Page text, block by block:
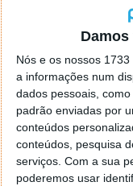
Nós e os nossos 1733
a informações num
dados pessoais,
padrão enviadas por
conteúdos
conteúdos, pesquisa
serviços. Com a sua
poderemos usar
Sony anuncia
com 48